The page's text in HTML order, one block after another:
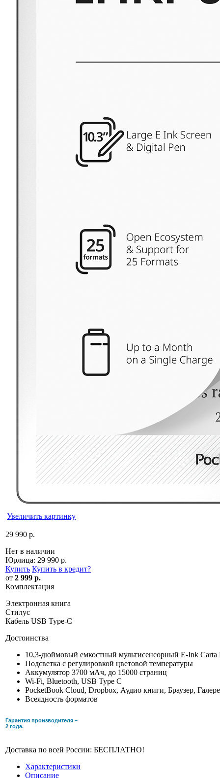
Увеличить картинку
29 990 р.
Нет в наличии
Юрлица: 29 990 р.
Купить Купить в кредит?
от 2 999 р.
Комплектация
Электронная книга
Стилус
Кабель USB Type-C
Достоинства
10,3-дюймовый емкостный мультисенсорный E-Ink Carta
Подсветка c регулировкой цветовой температуры
Аккумулятор 3700 мАч, до 15000 страниц
Wi-Fi, Bluetooth, USB Type C
PocketBook Cloud, Dropbox, Аудио книги, Браузер,
Всеядность форматов
Гарантия производителя –
2 года.
Доставка по всей России: БЕСПЛАТНО!
Характеристики
Описание